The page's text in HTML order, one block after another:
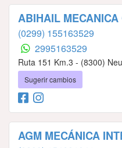
ABIHAIL
(0299) 155163529
2995163529
Ruta 151 Km.3 - (8300)
Sugerir cambios
AGM MECÁNICA